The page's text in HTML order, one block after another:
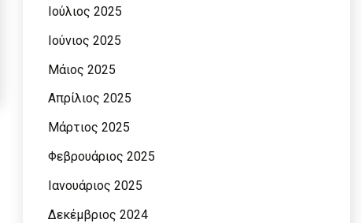
Ιούλιος 2025
Ιούνιος 2025
Μάιος 2025
Απρίλιος 2025
Μάρτιος 2025
Φεβρουάριος 2025
Ιανουάριος 2025
Δεκέμβριος 2024